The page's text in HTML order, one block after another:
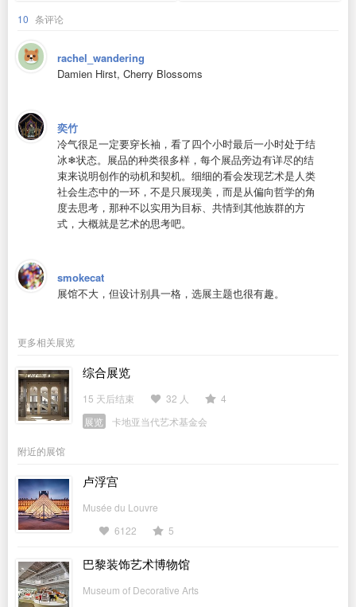
10 条评论
rachel_wandering
Damien Hirst, Cherry Blossoms
奕竹
冷气很足一定要穿长袖，看了四个小时最后一小时处于结
冰❄️状态。展品的种类很多样，每个展品旁边有详尽的结
束来说明创作的动机和契机。细细的看会发现艺术是人类
社会生态中的一环，不是只展现美，而是从偏向哲学的角
度去思考，那种不以实用为目标、共情到其他族群的方
式，大概就是艺术的思考吧。
smokecat
展馆不大，但设计别具一格，选展主题也很有趣。
更多相关展览
综合展览
15 天后结束 32 人
4
展览
卡地亚当代艺术基金会
附近的展馆
卢浮宫
Musée du Louvre
6122
5
巴黎装饰艺术博物馆
Museum of Decorative Arts